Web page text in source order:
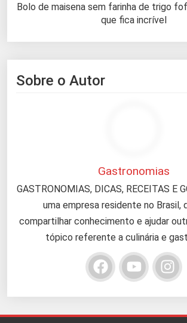
Bolo de maisena sem farinha de trigo
que fica incrível
Sobre o Autor
Gastronomias
GASTRONOMIAS, DICAS, RECEITAS E
uma empresa residente no Brasil,
compartilhar conhecimento e ajudar
tópico referente a culinária e